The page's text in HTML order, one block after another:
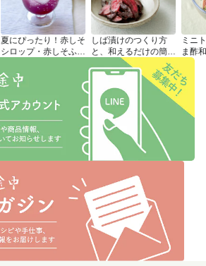
夏にぴったり！赤しそ
シロップ・赤しそふり
しば漬けのつくり方
と、和えるだけの簡単
アレンジレシピ
ミニ
ま酢